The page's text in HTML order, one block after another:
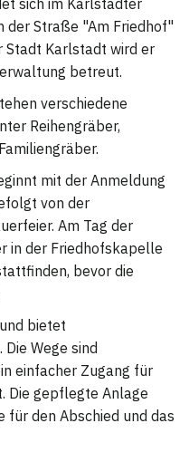
der Straße "Am Friedhof"
Stadt Karlstadt wird er
betreut.
verschiedene
Reihengräber,
mit der Anmeldung
von der
Am Tag der
in der Friedhofskapelle
bevor die
bietet
Wege sind
einfacher Zugang für
Die gepflegte Anlage
den Abschied und das